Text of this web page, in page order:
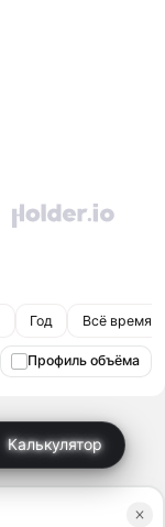
Год Всё время
Профиль объёма
Калькулятор